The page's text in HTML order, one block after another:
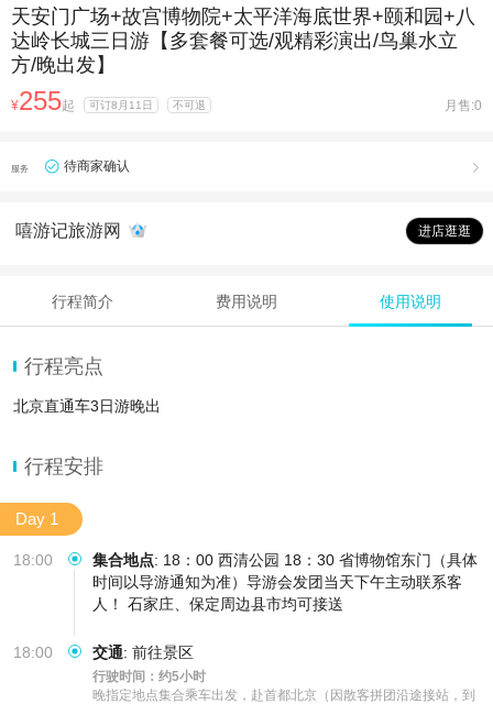
天安门广场+故宫博物院+太平洋海底世界+颐和园+八
达岭长城三日游【多套餐可选/观精彩演出/鸟巢水立
方/晚出发】
¥255起 可订8月11日 不可退 月售:0
服务 待商家确认 
嘻游记旅游网 进店逛逛
行程简介 费用说明 使用说明
行程亮点
北京直通车3日游晚出
行程安排
Day 1
18:00 集合地点: 18：00 西清公园 18：30 省博物馆东门（具体
时间以导游通知为准）导游会发团当天下午主动联系客
人！ 石家庄、保定周边县市均可接送
18:00 交通: 前往景区
行驶时间：约5小时
晚指定地点集合乘车出发，赴首都北京（因散客拼团沿途接站，到